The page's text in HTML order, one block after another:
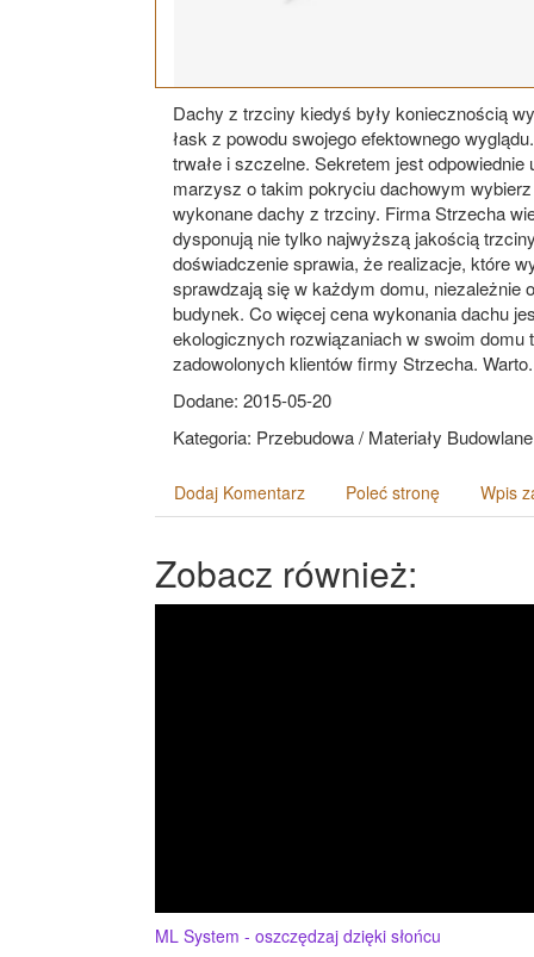
Dachy z trzciny kiedyś były koniecznością
łask z powodu swojego efektownego
trwałe i szczelne. Sekretem jest
marzysz o takim pokryciu dachowym
wykonane dachy z trzciny. Firma Strzecha
dysponują nie tylko najwyższą jakością
doświadczenie sprawia, że realizacje, które
sprawdzają się w każdym domu,
budynek. Co więcej cena wykonania dachu
ekologicznych rozwiązaniach w swoim domu
zadowolonych klientów firmy Strzecha. Warto.
Dodane: 2015-05-20
Kategoria: Przebudowa / Materiały Budowlane
Dodaj Komentarz Poleć stronę Wpis
Zobacz również:
ML System - oszczędzaj dzięki słońcu